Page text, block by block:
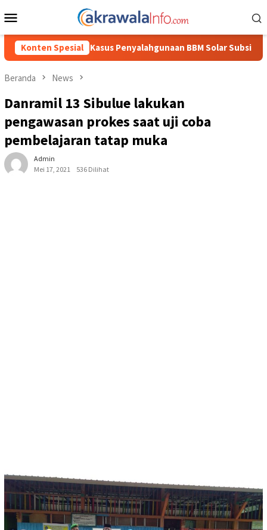
ke
Mobile
Konten SpesialBBM Solar Subsidi, Kasat Reskrim Polres Toraja
Beranda News
Danramil 13 Sibulue lakukan
pengawasan prokes saat uji coba
pembelajaran tatap muka
Admin
Mei 17, 2021
536 Dilihat